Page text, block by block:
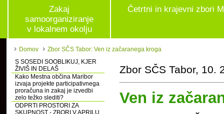
Zakaj
samoorganiziranje
v lokalnem okolju
Četrtni in krajevni zbori
Domov
Zbor SČS Tabor: Ven iz začaranega kroga
S SOSEDI SOOBLIKUJ, KJER
ŽIVIŠ IN DELAŠ
Kako Mestna občina Maribor
izvaja projekte participativnega
proračuna in zakaj je izvedbi
zelo težko slediti?
ODPRTI PROSTORI ZA
SKUPNOST - ZBORI V APRILU
Zbor SČS Tabor, 10.
Ven iz